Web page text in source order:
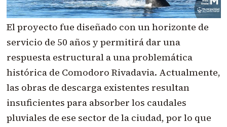
El proyecto fue diseñado con un horizonte de
servicio de 50 años y permitirá dar una
respuesta estructural a una problemática
histórica de Comodoro Rivadavia. Actualmente,
las obras de descarga existentes resultan
insuficientes para absorber los caudales
pluviales de ese sector de la ciudad, por lo que